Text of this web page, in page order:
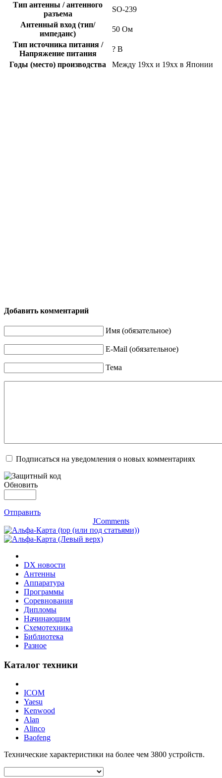
Тип антенны / антенного
разъема
SO-239
Антенный вход (тип/
импеданс)
50 Ом
Тип источника питания /
Напряжение питания
? В
Годы (место) производства
Между 19xx и 19xx в Японии
Добавить комментарий
Имя (обязательное)
E-Mail (обязательное)
Тема
Подписаться на уведомления о новых комментариях
Обновить
Отправить
JComments
DX новости
Антенны
Аппаратура
Программы
Соревнования
Дипломы
Начинающим
Схемотехника
Библиотека
Разное
Каталог техники
ICOM
Yaesu
Kenwood
Alan
Alinco
Baofeng
Технические характеристики на более чем 3800 устройств.